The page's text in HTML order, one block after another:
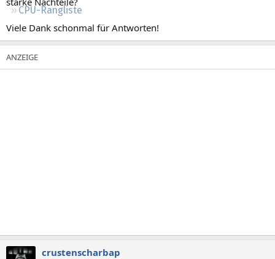
CPU-Rangliste
Viele Dank schonmal für Antworten!
crustenscharbap